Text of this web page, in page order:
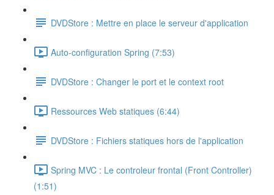
DVDStore : Mettre en place le serveur d'application
Auto-configuration Spring (7:53)
DVDStore : Changer le port et le context root
Ressources Web statiques (6:44)
DVDStore : Fichiers statiques hors de l'application
Spring MVC : Le controleur frontal (Front Controller)
(1:51)